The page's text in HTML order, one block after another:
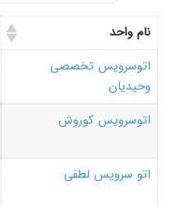
نام واحد
اتوسرویس تخصصی
وحیدیان
اتوسرویس کوروش
اتو سرویس لطفی